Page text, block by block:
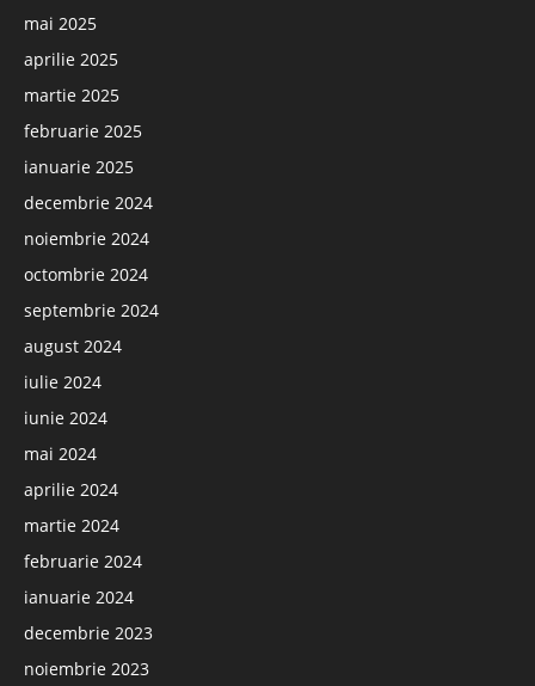
mai 2025
aprilie 2025
martie 2025
februarie 2025
ianuarie 2025
decembrie 2024
noiembrie 2024
octombrie 2024
septembrie 2024
august 2024
iulie 2024
iunie 2024
mai 2024
aprilie 2024
martie 2024
februarie 2024
ianuarie 2024
decembrie 2023
noiembrie 2023